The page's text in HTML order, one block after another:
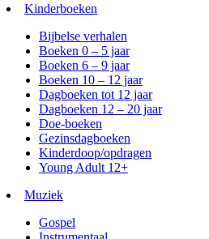
Kinderboeken
Bijbelse verhalen
Boeken 0 – 5 jaar
Boeken 6 – 9 jaar
Boeken 10 – 12 jaar
Dagboeken tot 12 jaar
Dagboeken 12 – 20 jaar
Doe-boeken
Gezinsdagboeken
Kinderdoop/opdragen
Young Adult 12+
Muziek
Gospel